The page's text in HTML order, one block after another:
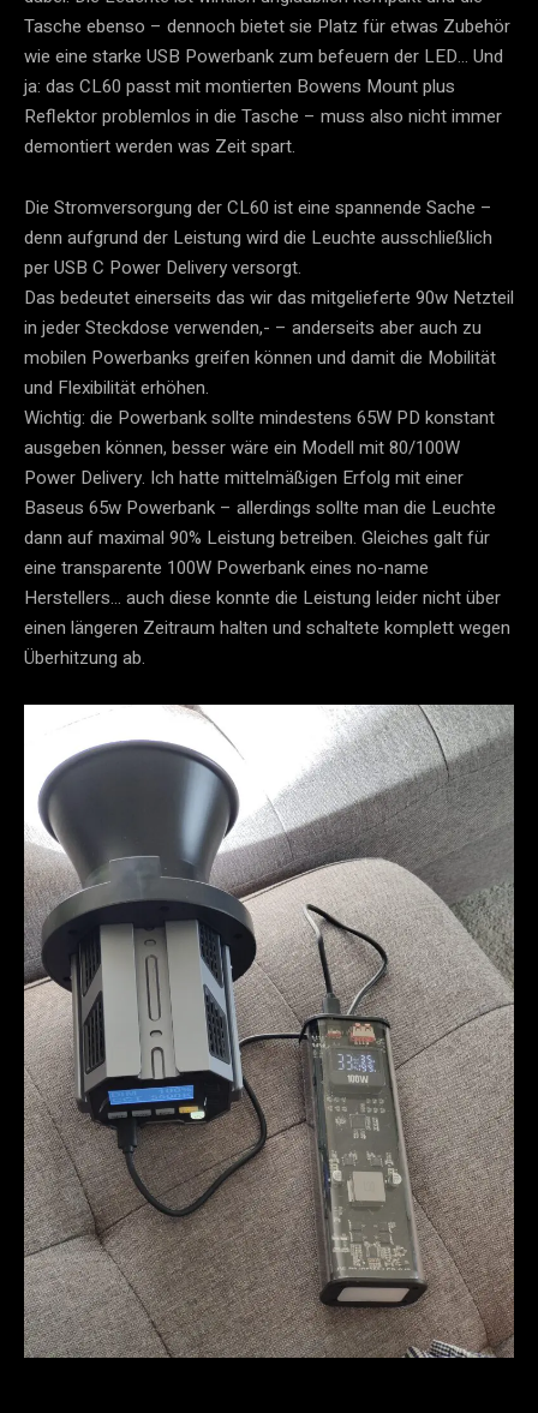
Tasche ebenso – dennoch bietet sie Platz für etwas Zubehör
wie eine starke USB Powerbank zum befeuern der LED… Und
ja: das CL60 passt mit montierten Bowens Mount plus
Reflektor problemlos in die Tasche – muss also nicht immer
demontiert werden was Zeit spart.
Die Stromversorgung der CL60 ist eine spannende Sache –
denn aufgrund der Leistung wird die Leuchte ausschließlich
per USB C Power Delivery versorgt.
Das bedeutet einerseits das wir das mitgelieferte 90w Netzteil
in jeder Steckdose verwenden,- – anderseits aber auch zu
mobilen Powerbanks greifen können und damit die Mobilität
und Flexibilität erhöhen.
Wichtig: die Powerbank sollte mindestens 65W PD konstant
ausgeben können, besser wäre ein Modell mit 80/100W
Power Delivery. Ich hatte mittelmäßigen Erfolg mit einer
Baseus 65w Powerbank – allerdings sollte man die Leuchte
dann auf maximal 90% Leistung betreiben. Gleiches galt für
eine transparente 100W Powerbank eines no-name
Herstellers… auch diese konnte die Leistung leider nicht über
einen längeren Zeitraum halten und schaltete komplett wegen
Überhitzung ab.